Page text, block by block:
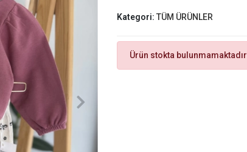
Kategori: TÜM ÜRÜNLER
Ürün stokta